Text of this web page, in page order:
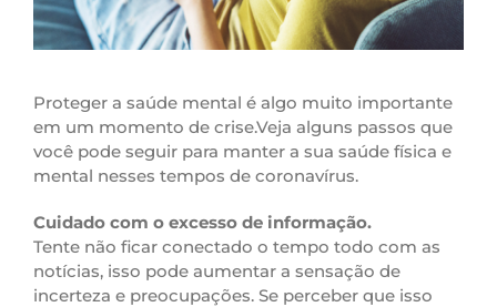
Proteger a saúde mental é algo muito importante
em um momento de crise.Veja alguns passos que
você pode seguir para manter a sua saúde física e
mental nesses tempos de coronavírus.
Cuidado com o excesso de informação.
Tente não ficar conectado o tempo todo com as
notícias, isso pode aumentar a sensação de
incerteza e preocupações. Se perceber que isso